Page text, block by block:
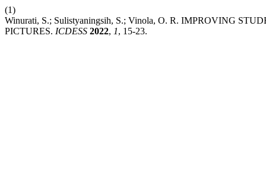
(1)
Winurati, S.; Sulistyaningsih, S.; Vinola, O. R. IMPROVING
PICTURES. ICDESS 2022, 1, 15-23.